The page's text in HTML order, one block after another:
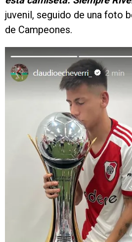
juvenil, seguido de una foto
de Campeones.